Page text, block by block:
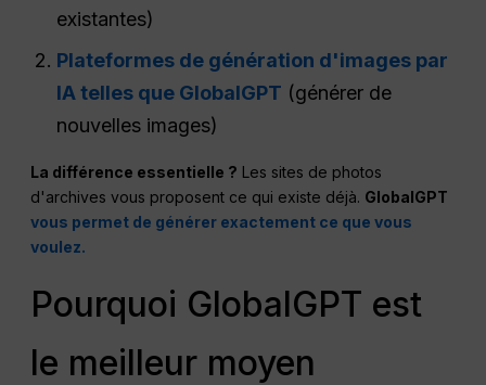
existantes)
Plateformes de génération d'images par
IA telles que GlobalGPT (générer de
nouvelles images)
La différence essentielle ? Les sites de photos
d'archives vous proposent ce qui existe déjà. GlobalGPT
vous permet de générer exactement ce que vous
voulez.
Pourquoi GlobalGPT est
le meilleur moyen